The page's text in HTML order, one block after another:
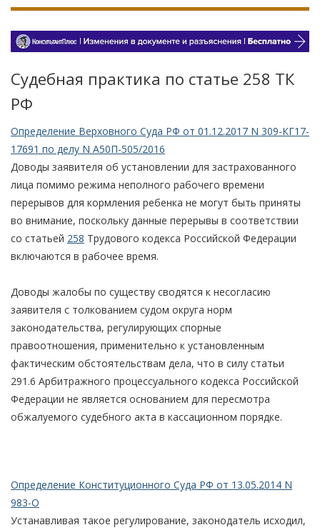
Судебная практика по статье 258 TК
РФ
Определение Верховного Суда РФ от 01.12.2017 N 309-КГ17-
17691 по делу N А50П-505/2016
Доводы заявителя об установлении для застрахованного
лица помимо режима неполного рабочего времени
перерывов для кормления ребенка не могут быть приняты
во внимание, поскольку данные перерывы в соответствии
со статьей 258 Трудового кодекса Российской Федерации
включаются в рабочее время.
Доводы жалобы по существу сводятся к несогласию
заявителя с толкованием судом округа норм
законодательства, регулирующих спорные
правоотношения, применительно к установленным
фактическим обстоятельствам дела, что в силу статьи
291.6 Арбитражного процессуального кодекса Российской
Федерации не является основанием для пересмотра
обжалуемого судебного акта в кассационном порядке.
Определение Конституционного Суда РФ от 13.05.2014 N
983-О
Устанавливая такое регулирование, законодатель исходил,